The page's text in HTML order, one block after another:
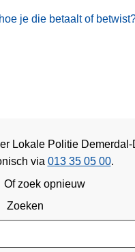
je die betaalt of
Lokale Politie Demerdal-
via 013 35 05 00.
Of zoek opnieuw
Zoeken